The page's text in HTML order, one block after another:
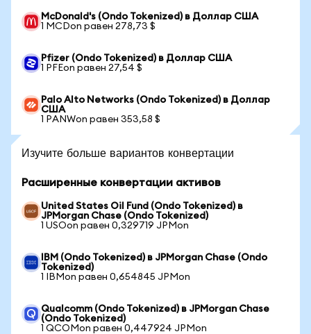
McDonald's (Ondo Tokenized) в Доллар США
1 MCDon равен 278,73 $
Pfizer (Ondo Tokenized) в Доллар США
1 PFEon равен 27,54 $
Palo Alto Networks (Ondo Tokenized) в Доллар
США
1 PANWon равен 353,58 $
Изучите больше вариантов конвертации
Расширенные конвертации активов
United States Oil Fund (Ondo Tokenized) в
JPMorgan Chase (Ondo Tokenized)
1 USOon равен 0,329719 JPMon
IBM (Ondo Tokenized) в JPMorgan Chase (Ondo
Tokenized)
1 IBMon равен 0,654845 JPMon
Qualcomm (Ondo Tokenized) в JPMorgan Chase
(Ondo Tokenized)
1 QCOMon равен 0,447924 JPMon